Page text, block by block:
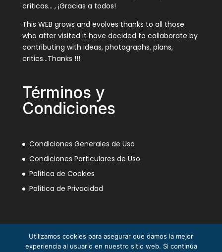
críticas… , ¡Gracias a todos!
This WEB grows and evolves thanks to all those
who after visited it have decided to collaborate by
contributing with ideas, photographs, plans,
critics…Thanks !!!
Términos y
Condiciones
Condiciones Generales de Uso
Condiciones Particulares de Uso
Política de Cookies
Política de Privacidad
Utilizamos cookies para asegurar que damos la mejor
experiencia al usuario en nuestro sitio web. Si continúa